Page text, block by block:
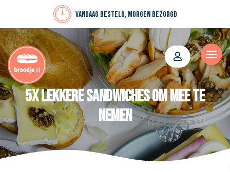
Vandaag besteld, morgen bezorgd
5x lekkere sandwiches om mee te
nemen